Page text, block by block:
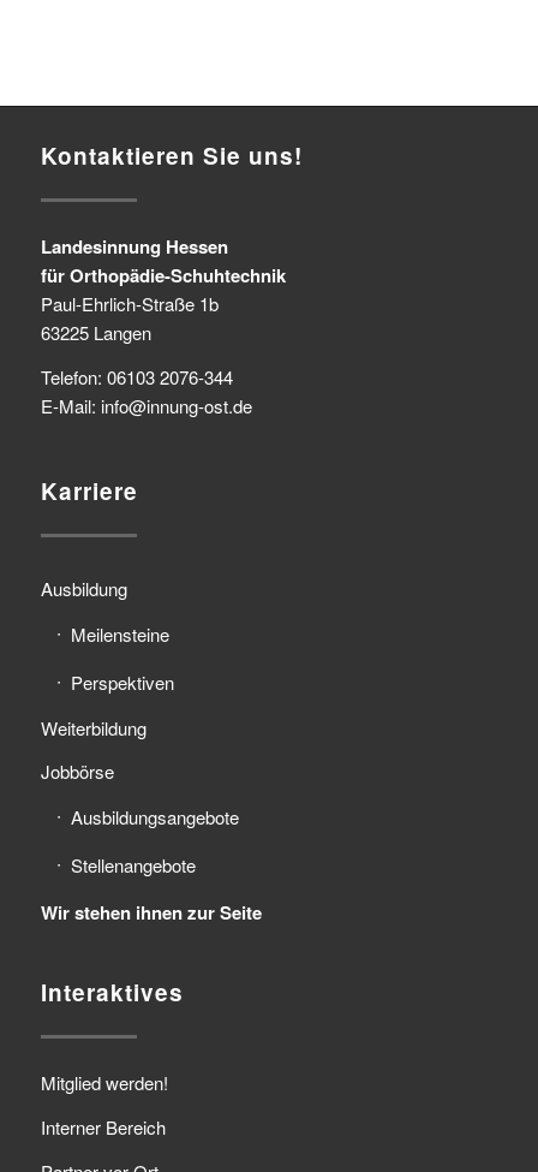
Kontaktieren Sie uns!
Landesinnung Hessen
für Orthopädie-Schuhtechnik
Paul-Ehrlich-Straße 1b
63225 Langen
Telefon: 06103 2076-344
E-Mail: info@innung-ost.de
Karriere
Ausbildung
Meilensteine
Perspektiven
Weiterbildung
Jobbörse
Ausbildungsangebote
Stellenangebote
Wir stehen ihnen zur Seite
Interaktives
Mitglied werden!
Interner Bereich